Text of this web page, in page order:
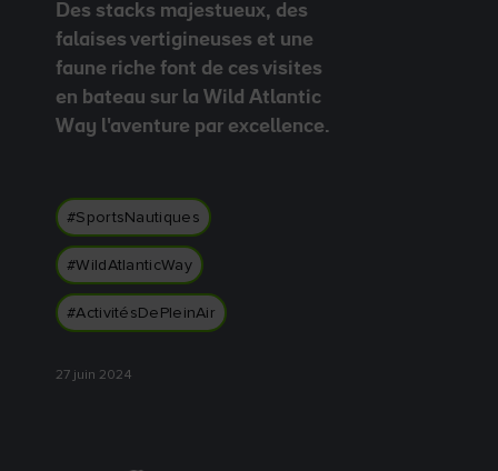
Pierre de Blarney au
château de Blarney
Des stacks majestueux, des
falaises vertigineuses et une
faune riche font de ces visites
en bateau sur la Wild Atlantic
Way l'aventure par excellence.
#SportsNautiques
#WildAtlanticWay
#ActivitésDePleinAir
27 juin 2024